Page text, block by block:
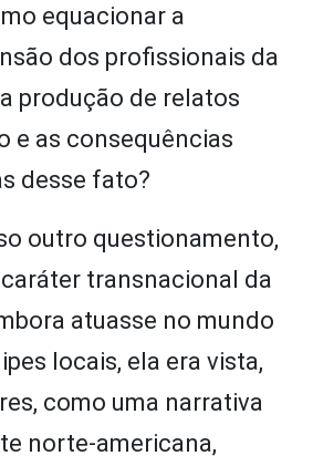
equacionar a
dos profissionais da
produção de relatos
e as consequências
desse fato?
outro questionamento,
transnacional da
atuasse no mundo
locais, ela era vista,
como uma narrativa
norte-americana,